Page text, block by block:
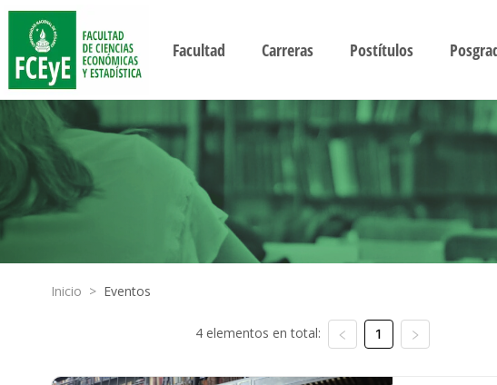
Facultad Carreras Postítulos
Inicio > Eventos
4 elementos en total: 1